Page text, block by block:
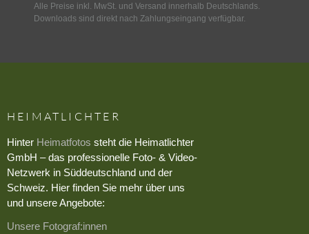
Alle Preise inkl. MwSt. und Versand innerhalb Deutschlands.
Downloads sind direkt nach Zahlungseingang verfügbar.
HEIMATLICHTER
Hinter Heimatfotos steht die Heimatlichter
GmbH – das professionelle Foto- & Video-
Netzwerk in Süddeutschland und der
Schweiz. Hier finden Sie mehr über uns
und unsere Angebote:
Unsere Fotograf:innen